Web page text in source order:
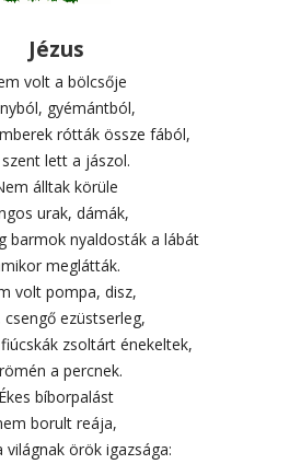
Jézus
volt a bölcsője
gyémántból,
rótták össze fából,
lett a jászol.
álltak körüle
urak, dámák,
barmok nyaldosták a lábát
meglátták.
volt pompa, disz,
csengő ezüstserleg,
zsoltárt énekeltek,
a percnek.
Ékes bíborpalást
borult reája,
világnak örök igazsága: